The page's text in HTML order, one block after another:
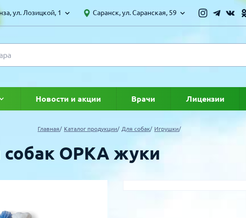
ул. Лозицкой, 1 Саранск, ул. Саранская, 59
Новости и акции Врачи Лицензии
Главная Каталог продукции Для собак Игрушки
собак ОРКА жуки